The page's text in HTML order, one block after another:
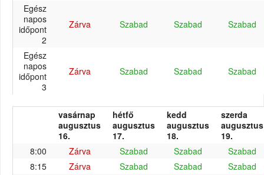
Egész
napos
időpont
2
Zárva Szabad Szabad Szabad
Egész
napos
időpont
3
Zárva Szabad Szabad Szabad
vasárnap
augusztus
16.
hétfő
augusztus
17.
kedd
augusztus
18.
szerda
augusztus
19.
8:00
Zárva Szabad Szabad
Szabad
8:15
Zárva Szabad Szabad
Szabad